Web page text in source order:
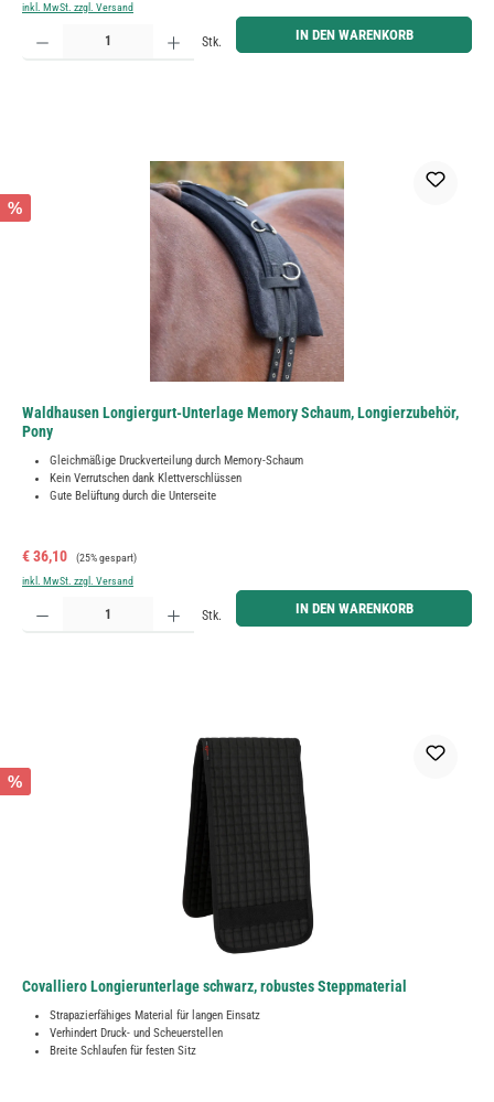
inkl. MwSt. zzgl. Versand
Produkt Anzahl: Gib den gewünschten Wert ein oder benutze die Schaltflächen um die Anzahl zu
Stk. IN DEN WARENKORB
%
Waldhausen Longiergurt-Unterlage Memory Schaum, Longierzubehör,
Pony
Gleichmäßige Druckverteilung durch Memory-Schaum
Kein Verrutschen dank Klettverschlüssen
Gute Belüftung durch die Unterseite
Verkaufspreis:
€ 36,10 Regulärer Preis:
(25% gespart)
inkl. MwSt. zzgl. Versand
Produkt Anzahl: Gib den gewünschten Wert ein oder benutze die Schaltflächen um die Anzahl zu
Stk. IN DEN WARENKORB
%
Covalliero Longierunterlage schwarz, robustes Steppmaterial
Strapazierfähiges Material für langen Einsatz
Verhindert Druck- und Scheuerstellen
Breite Schlaufen für festen Sitz